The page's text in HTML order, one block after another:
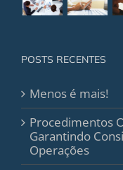
POSTS RECENTES
Menos é mais!
Procedimentos
Garantindo
Operações